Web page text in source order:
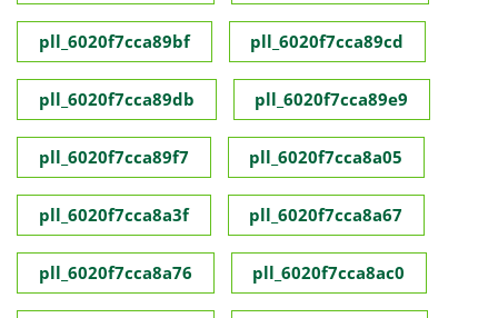
pll_6020f7cca89bf pll_6020f7cca89cd
pll_6020f7cca89db pll_6020f7cca89e9
pll_6020f7cca89f7 pll_6020f7cca8a05
pll_6020f7cca8a3f pll_6020f7cca8a67
pll_6020f7cca8a76 pll_6020f7cca8ac0